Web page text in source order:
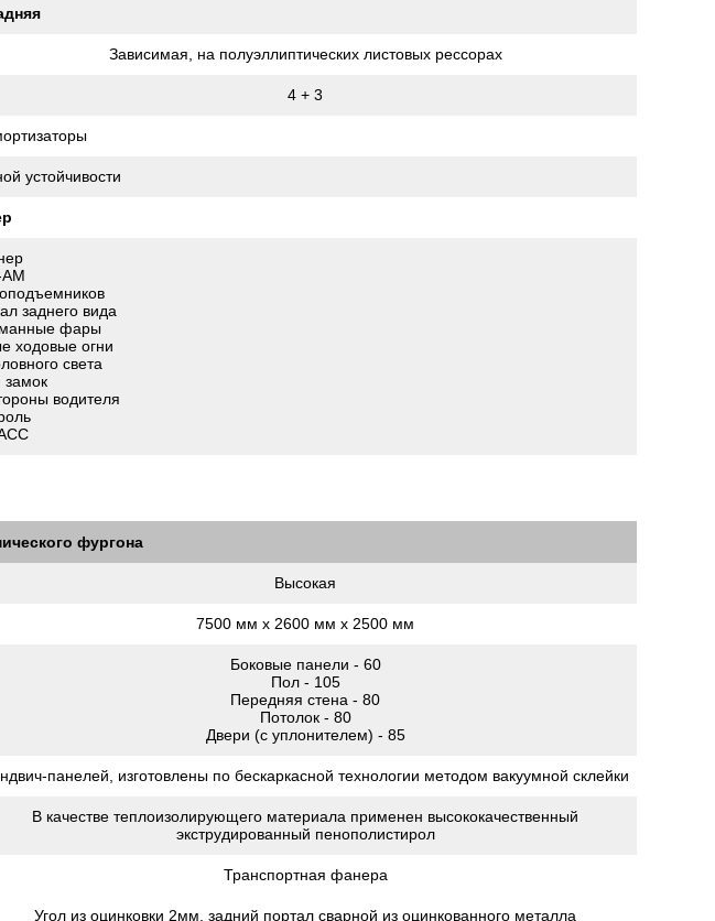
Зависимая, на полуэллиптических листовых рессорах
4 + 3
устойчивости
заднего вида
фары
ходовые огни
света
замок
водителя
фургона
Высокая
7500 мм х 2600 мм х 2500 мм
Боковые панели - 60
Пол - 105
Передняя стена - 80
Потолок - 80
Двери (с уплонителем) - 85
панелей, изготовлены по бескаркасной технологии методом вакуумной склейки
В качестве теплоизолирующего материала применен высококачественный
экструдированный пенополистирол
Транспортная фанера
Угол из оцинковки 2мм, задний портал сварной из оцинкованного металла